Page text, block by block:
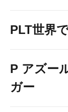
PLT世界
P アズー
ガー